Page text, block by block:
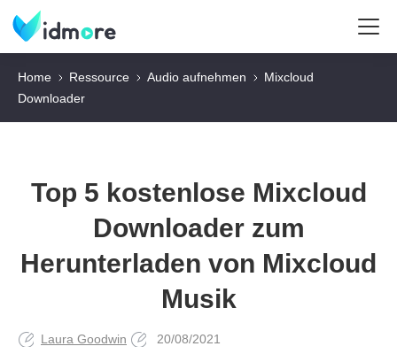
Home Ressource Audio aufnehmen
Mixcloud
Downloader
Top 5 kostenlose Mixcloud
Downloader zum
Herunterladen von Mixcloud
Musik
Laura Goodwin
20/08/2021